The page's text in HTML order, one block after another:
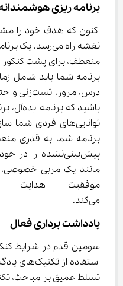
برنامه ‌ریزی هوشمندانه و منعطف
نقشه راه
درس،
توانایی‌های فردی شما
برنامه شما به قدری
پیش‌بینی‌نشده را
مانند یک مربی
می‌کند.
یادداشت ‌برداری فعال
استفاده از